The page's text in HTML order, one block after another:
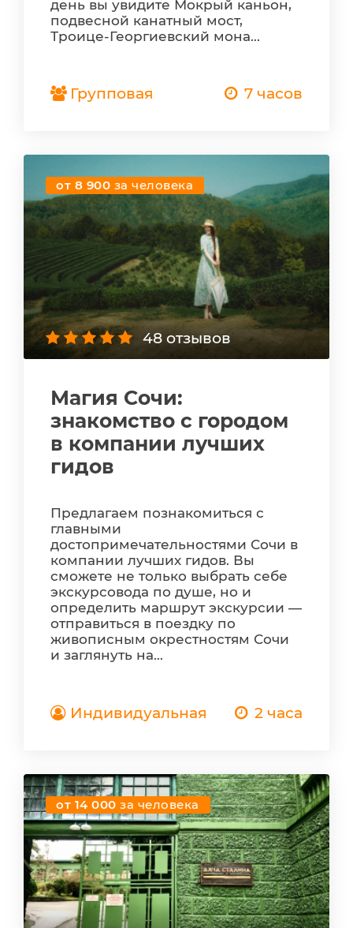
день вы увидите Мокрый каньон,
подвесной канатный мост,
Троице-Георгиевский мона...
Групповая 7 часов
от 8 900 за человека
48 отзывов
Магия Сочи:
знакомство с городом
в компании лучших
гидов
Предлагаем познакомиться с
главными
достопримечательностями Сочи в
компании лучших гидов. Вы
сможете не только выбрать себе
экскурсовода по душе, но и
определить маршрут экскурсии —
отправиться в поездку по
живописным окрестностям Сочи
и заглянуть на...
Индивидуальная 2 часа
от 14 000за человека